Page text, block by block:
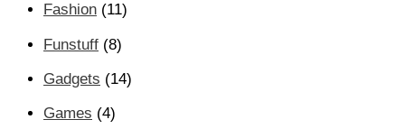
Fashion (11)
Funstuff (8)
Gadgets (14)
Games (4)